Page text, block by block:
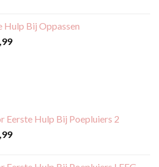
€59,99
Hulp Bij Oppassen
Prijsklasse:
Eerste Hulp Bij Poepluiers 2
Prijsklasse: